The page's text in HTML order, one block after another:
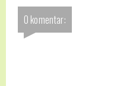
0 komentar: